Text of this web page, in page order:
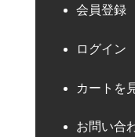
会員登録
ログイン
カートを
お問い合